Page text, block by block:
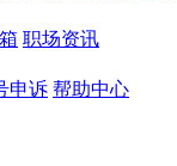
职场资讯
申诉 帮助中心